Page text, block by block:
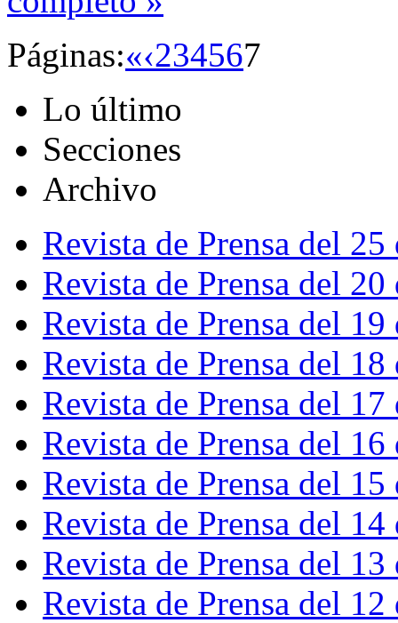
Páginas:«‹234567
Lo último
Secciones
Archivo
Revista de Prensa del
Revista de Prensa del
Revista de Prensa del
Revista de Prensa del
Revista de Prensa del
Revista de Prensa del
Revista de Prensa del
Revista de Prensa del
Revista de Prensa del
Revista de Prensa del